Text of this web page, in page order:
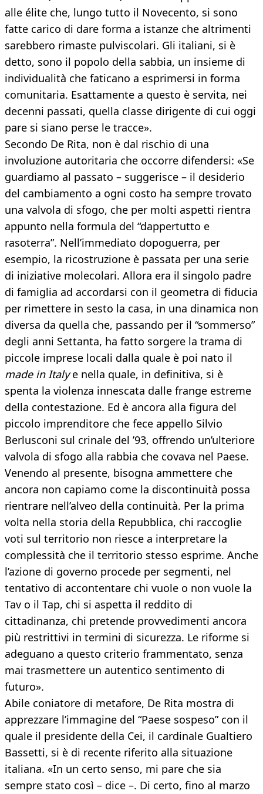
alle élite che, lungo tutto il Novecento, si sono
fatte carico di dare forma a istanze che altrimenti
sarebbero rimaste pulviscolari. Gli italiani, si è
detto, sono il popolo della sabbia, un insieme di
individualità che faticano a esprimersi in forma
comunitaria. Esattamente a questo è servita, nei
decenni passati, quella classe dirigente di cui oggi
pare si siano perse le tracce».
Secondo De Rita, non è dal rischio di una
involuzione autoritaria che occorre difendersi: «Se
guardiamo al passato – suggerisce – il desiderio
del cambiamento a ogni costo ha sempre trovato
una valvola di sfogo, che per molti aspetti rientra
appunto nella formula del “dappertutto e
rasoterra”. Nell’immediato dopoguerra, per
esempio, la ricostruzione è passata per una serie
di iniziative molecolari. Allora era il singolo padre
di famiglia ad accordarsi con il geometra di fiducia
per rimettere in sesto la casa, in una dinamica non
diversa da quella che, passando per il “sommerso”
degli anni Settanta, ha fatto sorgere la trama di
piccole imprese locali dalla quale è poi nato il
made in Italye nella quale, in definitiva, si è
spenta la violenza innescata dalle frange estreme
della contestazione. Ed è ancora alla figura del
piccolo imprenditore che fece appello Silvio
Berlusconi sul crinale del ’93, offrendo un’ulteriore
valvola di sfogo alla rabbia che covava nel Paese.
Venendo al presente, bisogna ammettere che
ancora non capiamo come la discontinuità possa
rientrare nell’alveo della continuità. Per la prima
volta nella storia della Repubblica, chi raccoglie
voti sul territorio non riesce a interpretare la
complessità che il territorio stesso esprime. Anche
l’azione di governo procede per segmenti, nel
tentativo di accontentare chi vuole o non vuole la
Tav o il Tap, chi si aspetta il reddito di
cittadinanza, chi pretende provvedimenti ancora
più restrittivi in termini di sicurezza. Le riforme si
adeguano a questo criterio frammentato, senza
mai trasmettere un autentico sentimento di
futuro».
Abile coniatore di metafore, De Rita mostra di
apprezzare l’immagine del “Paese sospeso” con il
quale il presidente della Cei, il cardinale Gualtiero
Bassetti, si è di recente riferito alla situazione
italiana. «In un certo senso, mi pare che sia
sempre stato così – dice –. Di certo, fino al marzo